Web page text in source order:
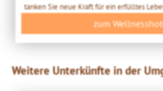
tanken Sie neue Kraft für ein erfülltes
zum
Weitere Unterkünfte in der